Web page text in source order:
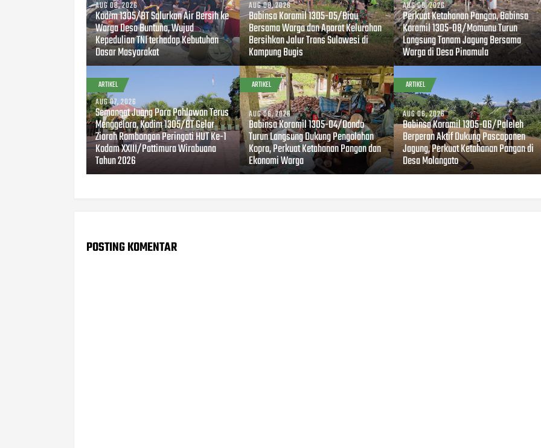
AUG 08, 2026
Kodim 1305/BT Salurkan Air Bersih ke
Warga Desa Buntuna, Wujud
Kepedulian TNI terhadap Kebutuhan
Dasar Masyarakat
AUG 08, 2026
Babinsa Koramil 1305-05/Biau
Bersama Warga dan Aparat Kelurahan
Bersihkan Jalur Trans Sulawesi di
Kampung Bugis
AUG 08, 2026
Perkuat Ketahanan Pangan, Babinsa
Koramil 1305-08/Momunu Turun
Langsung Tanam Jagung Bersama
Warga di Desa Pinamula
ARTIKEL
AUG 07, 2026
Semangat Juang Para Pahlawan Terus
Menggelora, Kodim 1305/BT Gelar
Ziarah Rombongan Peringati HUT Ke-1
Kodam XXIII/Pattimura Wirabuana
Tahun 2026
ARTIKEL
AUG 06, 2026
Babinsa Koramil 1305-04/Dondo
Turun Langsung Dukung Pengolahan
Kopra, Perkuat Ketahanan Pangan dan
Ekonomi Warga
ARTIKEL
AUG 06, 2026
Babinsa Koramil 1305-06/Paleleh
Berperan Aktif Dukung Pascapanen
Jagung, Perkuat Ketahanan Pangan di
Desa Molangato
POSTING KOMENTAR